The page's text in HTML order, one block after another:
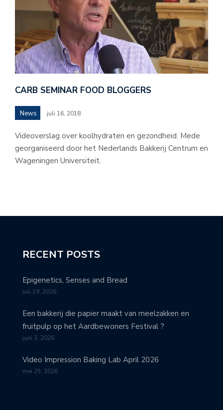
CARB SEMINAR FOOD BLOGGERS
News juli 16, 2018
Videoverslag over koolhydraten en gezondheid. Mede
georganiseerd door het Nederlands Bakkerij Centrum en
Wageningen Universiteit.
RECENT POSTS
Epigenetics, Senses and Bread
juli 19, 2026
Een bakkerij die papier maakt van meelzakken en
fruitpulp op het Aardbewoners Festival ?
juni 3, 2026
Video Impression Baking Lab April 2026
mei 25, 2026